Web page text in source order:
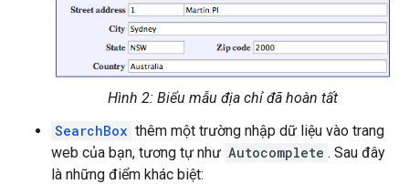
Hình 2: Biểu mẫu địa chỉ đã hoàn tất
SearchBox thêm một trường nhập dữ liệu vào trang
web của bạn, tương tự như Autocomplete . Sau đây
là những điểm khác biệt: